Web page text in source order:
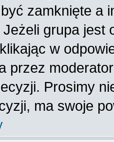
zamknięte a
Jeżeli grupa
w
przez
Prosimy
ma swoje